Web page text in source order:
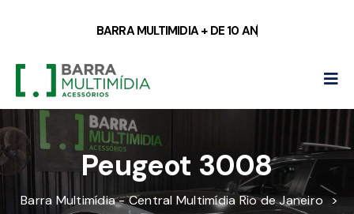
BARRA MULTIMIDIA+DE 10 AN OS
Peugeot 3008
Barra Multimídia - Central Multimídia Rio de Janeiro >